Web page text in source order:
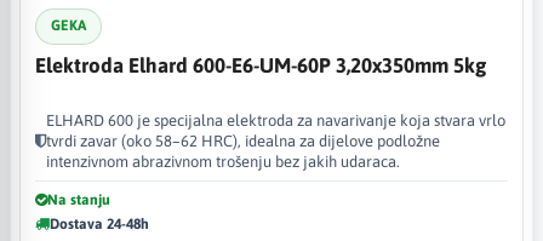
GEKA
Elektroda Elhard 600-E6-UM-60P 3,20x350mm 5kg
ELHARD 600 je specijalna elektroda za navarivanje koja stvara vrlo
tvrdi zavar (oko 58–62 HRC), idealna za dijelove podložne
intenzivnom abrazivnom trošenju bez jakih udaraca.
Na stanju
Dostava 24-48h